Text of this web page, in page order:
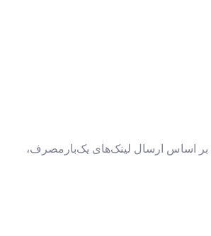
اساس ارسال لینک‌های یک‌بارمصرف،